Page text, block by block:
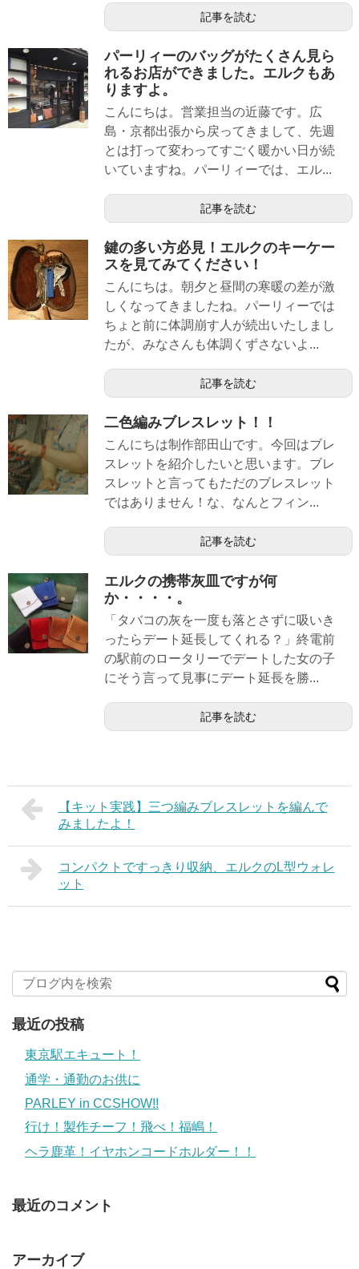
記事を読む
パーリィーのバッグがたくさん見ら
れるお店ができました。エルクもあ
りますよ。
こんにちは。営業担当の近藤です。広
島・京都出張から戻ってきまして、先週
とは打って変わってすごく暖かい日が続
いていますね。パーリィーでは、エル...
記事を読む
鍵の多い方必見！エルクのキーケー
スを見てみてください！
こんにちは。朝夕と昼間の寒暖の差が激
しくなってきましたね。パーリィーでは
ちょと前に体調崩す人が続出いたしまし
たが、みなさんも体調くずさないよ...
記事を読む
二色編みブレスレット！！
こんにちは制作部田山です。今回はブレ
スレットを紹介したいと思います。ブレ
スレットと言ってもただのブレスレット
ではありません！な、なんとフィン...
記事を読む
エルクの携帯灰皿ですが何
か・・・・。
「タバコの灰を一度も落とさずに吸いき
ったらデート延長してくれる？」終電前
の駅前のロータリーでデートした女の子
にそう言って見事にデート延長を勝...
記事を読む
【キット実践】三つ編みブレスレットを編んで
みましたよ！
コンパクトですっきり収納、エルクのL型ウォレ
ット
最近の投稿
東京駅エキュート！
通学・通勤のお供に
PARLEY in CCSHOW!!
行け！製作チーフ！飛べ！福嶋！
ヘラ鹿革！イヤホンコードホルダー！！
最近のコメント
アーカイブ